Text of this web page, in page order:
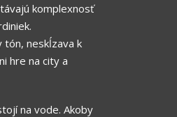
komplexnosť
tón, neskĺzava k
hre na city a
na vode. Akoby